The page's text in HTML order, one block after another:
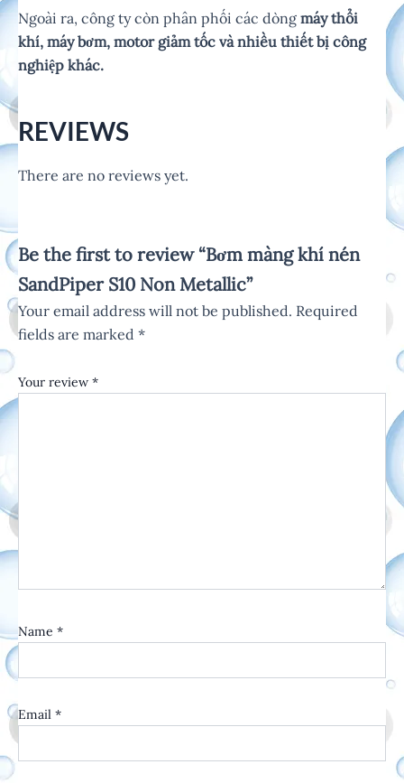
Ngoài ra, công ty còn phân phối các dòng máy thổi
khí, máy bơm, motor giảm tốc và nhiều thiết bị công
nghiệp khác.
REVIEWS
There are no reviews yet.
Be the first to review “Bơm màng khí nén
SandPiper S10 Non Metallic”
Your email address will not be published. Required
fields are marked *
Your review *
Name *
Email *